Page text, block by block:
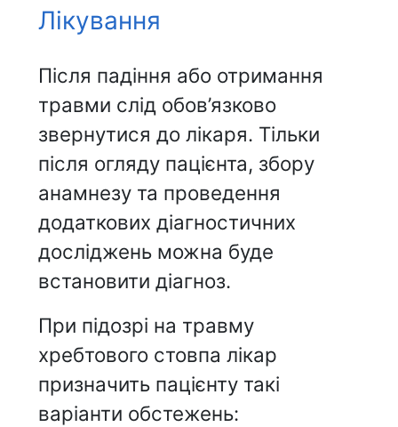
Лікування
Після падіння або отримання
травми слід обов’язково
звернутися до лікаря. Тільки
після огляду пацієнта, збору
анамнезу та проведення
додаткових діагностичних
досліджень можна буде
встановити діагноз.
При підозрі на травму
хребтового стовпа лікар
призначить пацієнту такі
варіанти обстежень: